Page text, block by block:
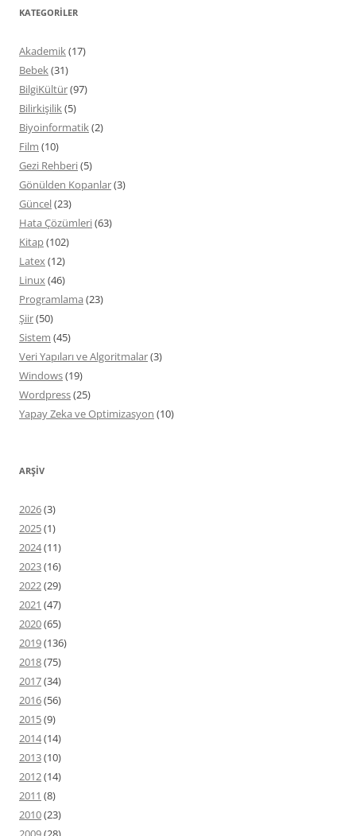
KATEGORILER
Akademik(17)
Bebek(31)
BilgiKültür(97)
Bilirkişilik(5)
Biyoinformatik(2)
Film (10)
Gezi Rehberi(5)
Gönülden Kopanlar(3)
Güncel(23)
Hata Çözümleri(63)
Kitap(102)
Latex(12)
Linux(46)
Programlama (23)
Şiir(50)
Sistem (45)
Veri Yapıları ve Algoritmalar(3)
Windows(19)
Wordpress(25)
Yapay Zeka ve Optimizasyon (10)
ARŞIV
2026(3)
2025(1)
2024(11)
2023(16)
2022(29)
2021 (47)
2020(65)
2019(136)
2018(75)
2017(34)
2016(56)
2015(9)
2014(14)
2013(10)
2012(14)
2011 (8)
2010(23)